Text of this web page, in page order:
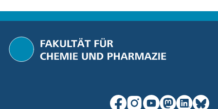
unsere Facebook-Seite
unsere Instagram-
unsere YouTube-
unsereunsere